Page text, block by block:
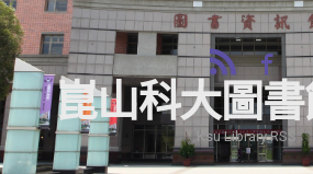
崑山科大圖書
Ksu Library RSS